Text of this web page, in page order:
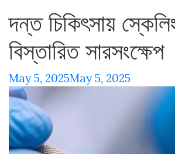
দন্ত চিকিৎসায়
বিস্তারিত সারসংক্ষেপ
May 5, 2025May 5, 2025